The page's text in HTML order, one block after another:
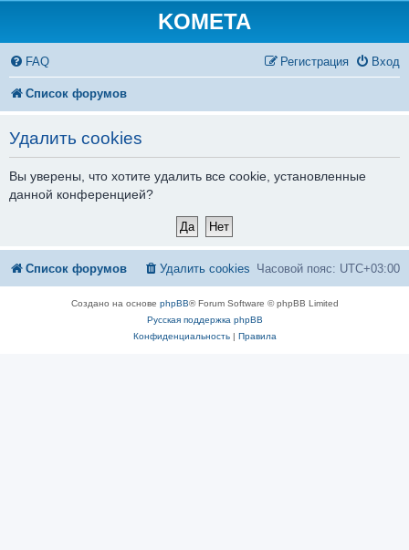
KOMETA
FAQ Вход
Регистрация
Список форумов
Удалить cookies
Вы уверены, что хотите удалить все cookie, установленные
данной конференцией?
Список форумов Часовой пояс: UTC+03:00
Удалить cookies
Создано на основе phpBB® Forum Software © phpBB Limited
Русская поддержка phpBB
Конфиденциальность| Правила